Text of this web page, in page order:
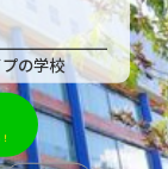
の学校